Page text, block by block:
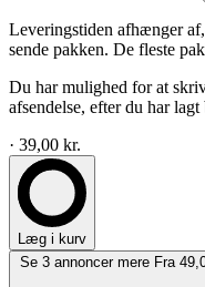
Leveringstiden afhænger
sende pakken. De fleste
Du har mulighed for at
afsendelse, efter du har
· 39,00 kr.
Læg i kurv
Se 3 annoncer mere Fra